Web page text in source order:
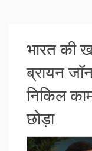
भारत की
ब्रायन
निकिल
छोड़ा